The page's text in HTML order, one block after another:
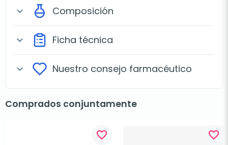
expand_more Composición
expand_more Ficha técnica
expand_more Nuestro consejo farmacéutico
Comprados conjuntamente
favorite_border favorite_border